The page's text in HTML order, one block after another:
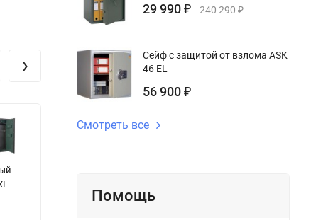
›
29 990 ₽ 240 290₽
Сейф с защитой от взлома ASK
46 EL
56 900 ₽
Смотреть все
Помощь